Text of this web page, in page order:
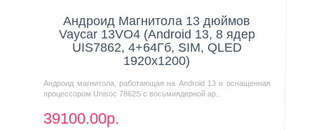
Андроид Магнитола 13 дюймов
Vaycar 13VO4 (Android 13, 8 ядер
UIS7862, 4+64Гб, SIM, QLED
1920x1200)
Андроид магнитола, работающая на Android 13 и оснащенная
процессором Unisoc 7862S с восьмиядерной ар..
39100.00р.